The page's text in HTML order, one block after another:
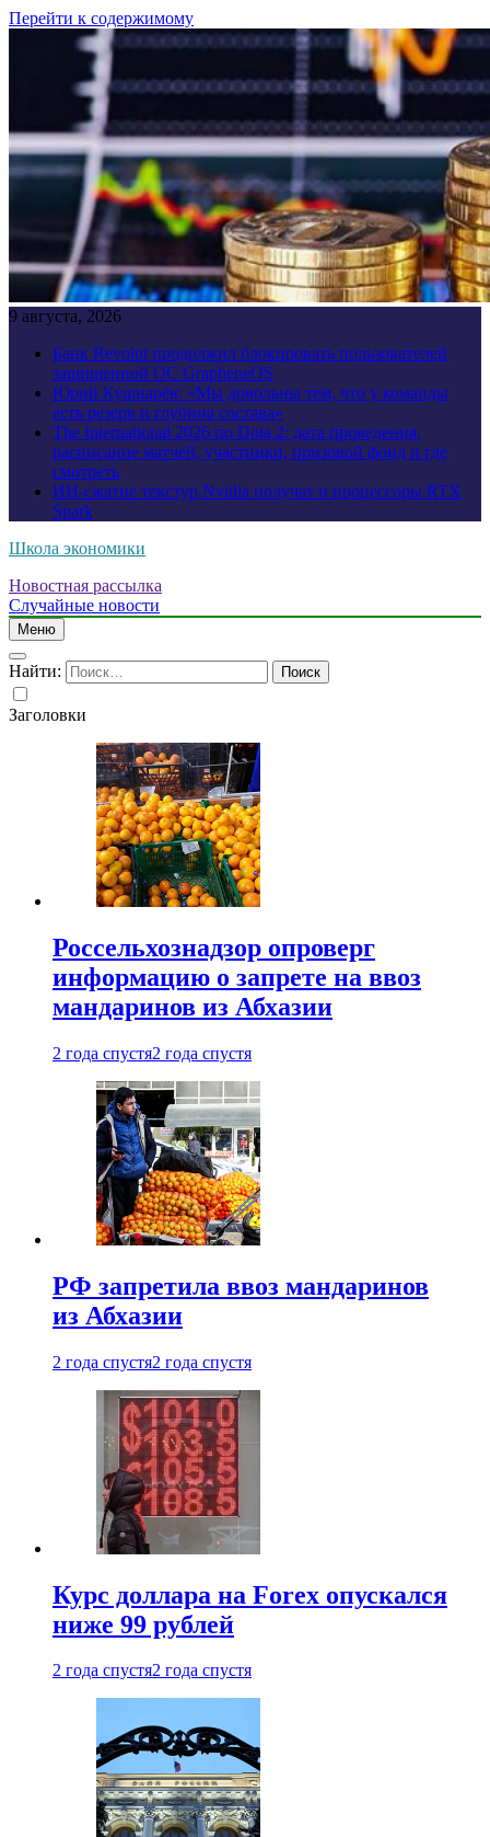
Перейти к содержимому
9 августа, 2026
Банк Revolut продолжил блокировать пользователей
защищенной ОС GrapheneOS
Юрий Кушнарёв: «Мы довольны тем, что у команды
есть резерв и глубина состава»
The International 2026 по Dota 2: дата проведения,
расписание матчей, участники, призовой фонд и где
смотреть
ИИ-сжатие текстур Nvidia получат и процессоры RTX
Spark
Школа экономики
Новостная рассылка
Случайные новости
Меню
Найти:
Заголовки
Россельхознадзор опроверг
информацию о запрете на ввоз
мандаринов из Абхазии
2 года спустя2 года спустя
РФ запретила ввоз мандаринов
из Абхазии
2 года спустя2 года спустя
Курс доллара на Forex опускался
ниже 99 рублей
2 года спустя2 года спустя